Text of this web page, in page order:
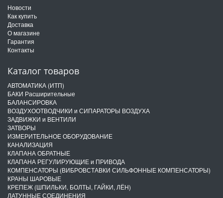
Новости
Как купить
Доставка
О магазине
Гарантия
Контакты
Каталог товаров
АВТОМАТИКА (ИТП)
БАКИ Расширительные
БАЛАНСИРОВКА
ВОЗДУХООТВОДЧИКИ и СИПАРАТОРЫ ВОЗДУХА
ЗАДВИЖКИ и ВЕНТИЛИ
ЗАТВОРЫ
ИЗМЕРИТЕЛЬНОЕ ОБОРУДОВАНИЕ
КАНАЛИЗАЦИЯ
КЛАПАНА ОБРАТНЫЕ
КЛАПАНА РЕГУЛИРУЮЩИЕ и ПРИВОДА
КОМПЕНСАТОРЫ (ВИБРОВСТАВКИ СИЛЬФОННЫЕ КОМПЕНСАТОРЫ)
КРАНЫ ШАРОВЫЕ
КРЕПЕЖ (ШПИЛЬКИ, БОЛТЫ, ГАЙКИ, ЛЁН)
ЛАТУННЫЕ СОЕДИНЕНИЯ